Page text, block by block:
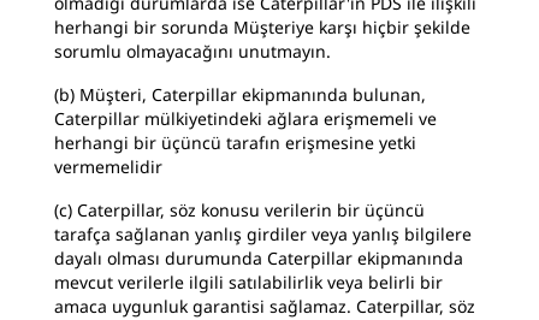
herhangi bir sorunda Müşteriye karşı hiçbir şekilde
sorumlu olmayacağını unutmayın.
(b) Müşteri, Caterpillar ekipmanında bulunan,
Caterpillar mülkiyetindeki ağlara erişmemeli ve
herhangi bir üçüncü tarafın erişmesine yetki
vermemelidir
(c) Caterpillar, söz konusu verilerin bir üçüncü
tarafça sağlanan yanlış girdiler veya yanlış bilgilere
dayalı olması durumunda Caterpillar ekipmanında
mevcut verilerle ilgili satılabilirlik veya belirli bir
amaca uygunluk garantisi sağlamaz. Caterpillar, söz